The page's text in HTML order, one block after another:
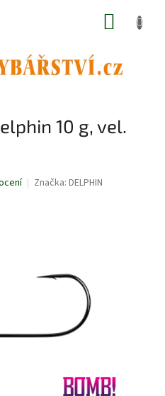
10 g, vel.
Značka: DELPHIN